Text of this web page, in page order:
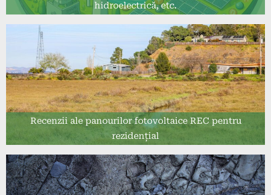
hidroelectrică, etc.
Recenzii ale panourilor fotovoltaice REC pentru
rezidențial